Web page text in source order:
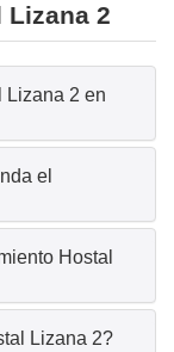
Lizana 2
Lizana 2 en
el
Hostal
Lizana 2?